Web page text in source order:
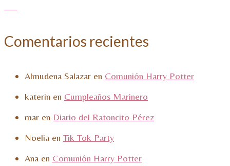
Comentarios recientes
Almudena Salazar en Comunión Harry Potter
katerin en Cumpleaños Marinero
mar en Diario del Ratoncito Pérez
Noelia en Tik Tok Party
Ana en Comunión Harry Potter